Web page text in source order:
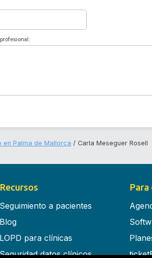
en Palma de Mallorca Carla Meseguer Rosell
Recursos
Seguimiento a pacientes
Blog
LOPD para clínicas
datos clínicos
Para